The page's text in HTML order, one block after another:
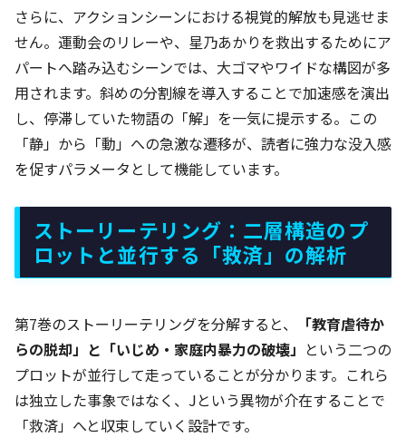
さらに、アクションシーンにおける視覚的解放も見逃せま
せん。運動会のリレーや、星乃あかりを救出するためにア
パートへ踏み込むシーンでは、大ゴマやワイドな構図が多
用されます。斜めの分割線を導入することで加速感を演出
し、停滞していた物語の「解」を一気に提示する。この
「静」から「動」への急激な遷移が、読者に強力な没入感
を促すパラメータとして機能しています。
ストーリーテリング：二層構造のプ
ロットと並行する「救済」の解析
第7巻のストーリーテリングを分解すると、
「教育虐待か
らの脱却」と「いじめ・家庭内暴力の破壊」 という二つの
プロットが並行して走っていることが分かります。これら
は独立した事象ではなく、Jという異物が介在することで
「救済」へと収束していく設計です。